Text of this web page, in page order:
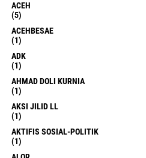
ACEH
(5)
ACEHBESAE
(1)
ADK
(1)
AHMAD DOLI KURNIA
(1)
AKSI JILID LL
(1)
AKTIFIS SOSIAL-POLITIK
(1)